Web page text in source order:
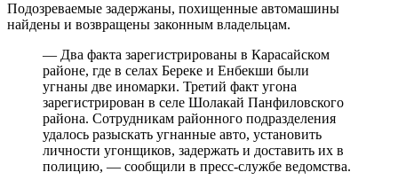
Подозреваемые задержаны, похищенные автомашины
найдены и возвращены законным владельцам.
— Два факта зарегистрированы в Карасайском
районе, где в селах Береке и Енбекши были
угнаны две иномарки. Третий факт угона
зарегистрирован в селе Шолакай Панфиловского
района. Сотрудникам районного подразделения
удалось разыскать угнанные авто, установить
личности угонщиков, задержать и доставить их в
полицию, — сообщили в пресс-службе ведомства.